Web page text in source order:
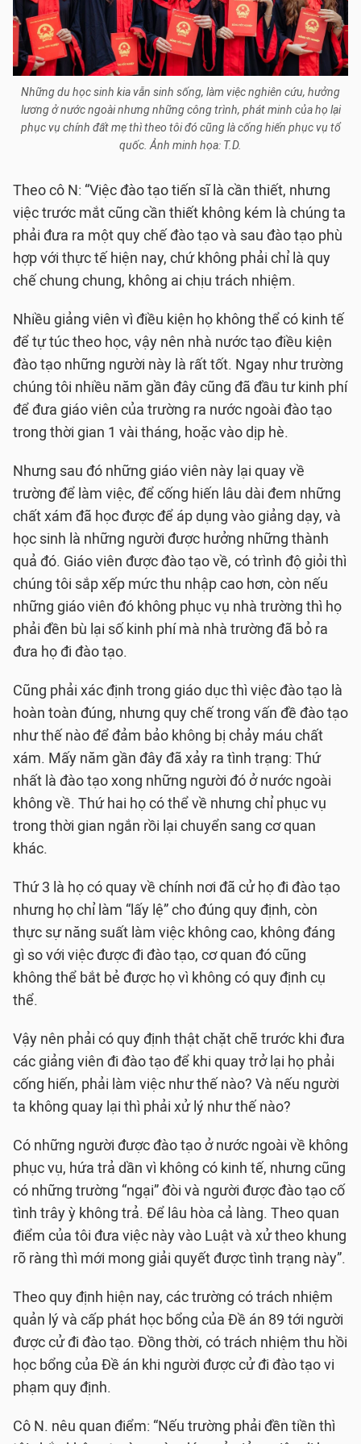
Những du học sinh kia vẫn sinh sống, làm việc nghiên cứu, hưởng
lương ở nước ngoài nhưng những công trình, phát minh của họ lại
phục vụ chính đất mẹ thì theo tôi đó cũng là cống hiến phục vụ tổ
quốc. Ảnh minh họa: T.D.
Theo cô N: “Việc đào tạo tiến sĩ là cần thiết, nhưng
việc trước mắt cũng cần thiết không kém là chúng ta
phải đưa ra một quy chế đào tạo và sau đào tạo phù
hợp với thực tế hiện nay, chứ không phải chỉ là quy
chế chung chung, không ai chịu trách nhiệm.
Nhiều giảng viên vì điều kiện họ không thể có kinh tế
để tự túc theo học, vậy nên nhà nước tạo điều kiện
đào tạo những người này là rất tốt. Ngay như trường
chúng tôi nhiều năm gần đây cũng đã đầu tư kinh phí
để đưa giáo viên của trường ra nước ngoài đào tạo
trong thời gian 1 vài tháng, hoặc vào dịp hè.
Nhưng sau đó những giáo viên này lại quay về
trường để làm việc, để cống hiến lâu dài đem những
chất xám đã học được để áp dụng vào giảng dạy, và
học sinh là những người được hưởng những thành
quả đó. Giáo viên được đào tạo về, có trình độ giỏi thì
chúng tôi sắp xếp mức thu nhập cao hơn, còn nếu
những giáo viên đó không phục vụ nhà trường thì họ
phải đền bù lại số kinh phí mà nhà trường đã bỏ ra
đưa họ đi đào tạo.
Cũng phải xác định trong giáo dục thì việc đào tạo là
hoàn toàn đúng, nhưng quy chế trong vấn đề đào tạo
như thế nào để đảm bảo không bị chảy máu chất
xám. Mấy năm gần đây đã xảy ra tình trạng: Thứ
nhất là đào tạo xong những người đó ở nước ngoài
không về. Thứ hai họ có thể về nhưng chỉ phục vụ
trong thời gian ngắn rồi lại chuyển sang cơ quan
khác.
Thứ 3 là họ có quay về chính nơi đã cử họ đi đào tạo
nhưng họ chỉ làm “lấy lệ” cho đúng quy định, còn
thực sự năng suất làm việc không cao, không đáng
gì so với việc được đi đào tạo, cơ quan đó cũng
không thể bắt bẻ được họ vì không có quy định cụ
thể.
Vậy nên phải có quy định thật chặt chẽ trước khi đưa
các giảng viên đi đào tạo để khi quay trở lại họ phải
cống hiến, phải làm việc như thế nào? Và nếu người
ta không quay lại thì phải xử lý như thế nào?
Có những người được đào tạo ở nước ngoài về không
phục vụ, hứa trả dần vì không có kinh tế, nhưng cũng
có những trường “ngại” đòi và người được đào tạo cố
tình trây ỳ không trả. Để lâu hòa cả làng. Theo quan
điểm của tôi đưa việc này vào Luật và xử theo khung
rõ ràng thì mới mong giải quyết được tình trạng này”.
Theo quy định hiện nay, các trường có trách nhiệm
quản lý và cấp phát học bổng của Đề án 89 tới người
được cử đi đào tạo. Đồng thời, có trách nhiệm thu hồi
học bổng của Đề án khi người được cử đi đào tạo vi
phạm quy định.
Cô N. nêu quan điểm: “Nếu trường phải đền tiền thì